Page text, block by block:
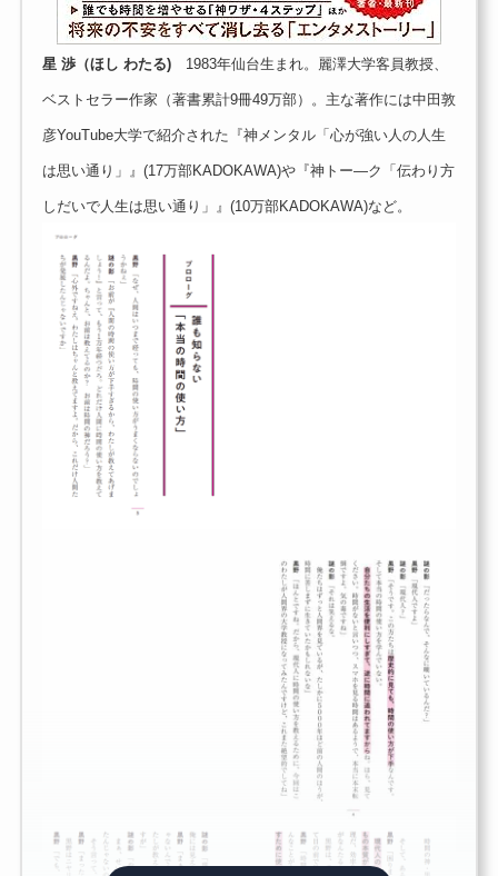
星 渉（ほし わたる) 1983年仙台生まれ。麗澤大学客員教授、
ベストセラー作家（著書累計9冊49万部）。主な著作には中田敦
彦YouTube大学で紹介された『神メンタル「心が強い人の人生
は思い通り」』(17万部KADOKAWA)や『神トー―ク「伝わり方
しだいで人生は思い通り」』(10万部KADOKAWA)など。